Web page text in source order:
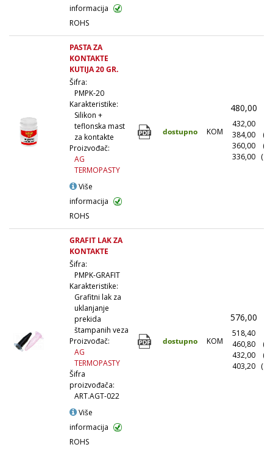
informacija
ROHS
PASTA ZA
KONTAKTE
KUTIJA 20 GR.
Šifra:
PMPK-20
Karakteristike:
Silikon +
teflonska mast
za kontakte
Proizvođač:
AG
TERMOPASTY
Više
informacija
ROHS
dostupno KOM
480,00
432,00
384,00
360,00
336,00
GRAFIT LAK ZA
KONTAKTE
Šifra:
PMPK-GRAFIT
Karakteristike:
Grafitni lak za
uklanjanje
prekida
štampanih veza
Proizvođač:
AG
TERMOPASTY
Šifra
proizvođača:
ART.AGT-022
Više
informacija
ROHS
dostupno KOM
576,00
518,40
460,80
432,00
403,20